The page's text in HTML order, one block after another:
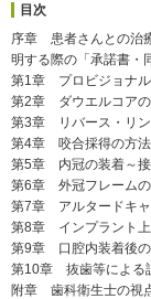
目次
序章 患者さんとの治
明する際の「承諾書・
第1章 プロビジョナ
第2章 ダウエルコア
第3章 リバース・リン
第4章 咬合採得の方法
第5章 内冠の装着～接
第6章 外冠フレーム
第7章 アルタードキャ
第8章 インプラント上
第9章 口腔内装着後
第10章 抜歯等による
附章 歯科衛生士の視